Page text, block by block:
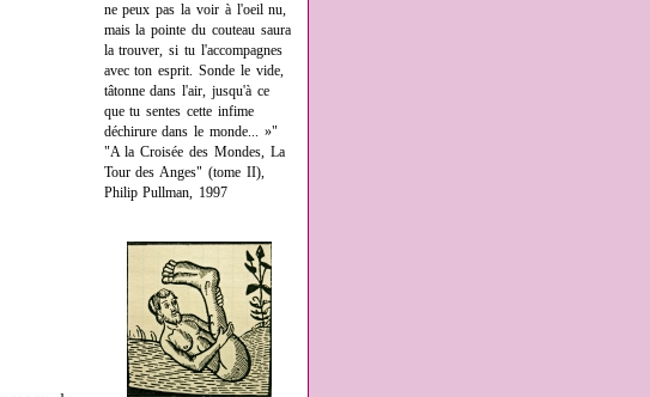
ne peux pas la voir à l'oeil nu,
mais la pointe du couteau saura
la trouver, si tu l'accompagnes
avec ton esprit. Sonde le vide,
tâtonne dans l'air, jusqu'à ce
que tu sentes cette infime
déchirure dans le monde... »"
"A la Croisée des Mondes, La
Tour des Anges" (tome II),
Philip Pullman, 1997